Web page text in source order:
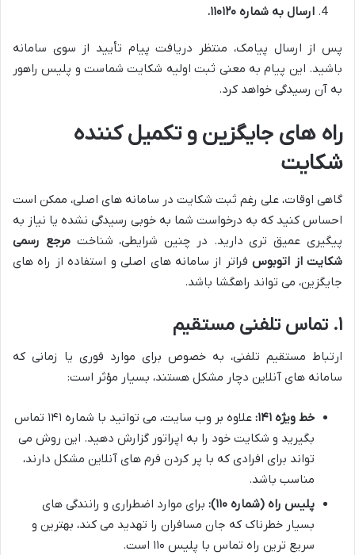
ارسال به شماره ۱۱۰۱۲۰.
پس از ارسال پیامک، منتظر دریافت پیام تأیید از سوی سامانه
باشید. این پیام به معنی ثبت اولیه شکایت شماست و پلیس راهور
به آن رسیدگی خواهد کرد.
راه های جایگزین و تکمیل کننده
شکایت
گاهی اوقات، علی رغم ثبت شکایت در سامانه های اصلی، ممکن است
احساس کنید که به درخواست شما به خوبی رسیدگی نشده یا نیاز به
پیگیری عمیق تری دارید. در چنین شرایطی، شناختمرجع رسمی
شکایت از اتوبوسفراتر از سامانه های اصلی و استفاده از راه های
جایگزین، می تواند راهگشا باشد.
۱. تماس تلفنی مستقیم
ارتباط مستقیم تلفنی، به خصوص برای موارد فوری یا زمانی که
سامانه های آنلاین دچار مشکل هستند، بسیار مؤثر است:
خط ویژه ۱۴۱:
علاوه بر وب سایت، می توانید با شماره ۱۴۱ تماس
بگیرید و شکایت خود را به اپراتور گزارش دهید. این روش می
تواند برای افرادی که با پر کردن فرم های آنلاین مشکل دارند،
مناسب باشد.
پلیس راه (شماره ۱۱۰):
برای موارد اضطراری و رانندگی های
بسیار خطرناک که جان مسافران را تهدید می کند، بهترین و
سریع ترین راه تماس با پلیس ۱۱۰ است.